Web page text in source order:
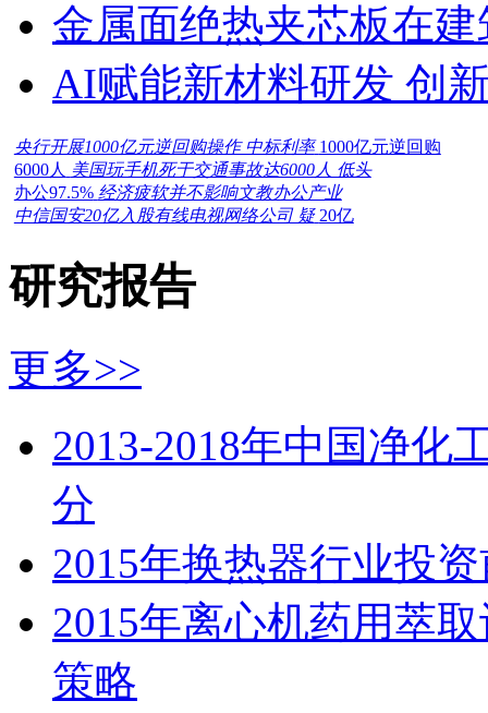
金属面绝热夹芯板在
AI赋能新材料研发 创
央行开展1000亿元逆回购操作 中标利率 1000亿元逆回购
6000人 美国玩手机死于交通事故达6000人 低头
办公97.5% 经济疲软并不影响文教办公产业
中信国安20亿入股有线电视网络公司 疑 20亿
研究报告
更多>>
2013-2018年中国净化
分
2015年换热器行业投
2015年离心机药用萃
策略